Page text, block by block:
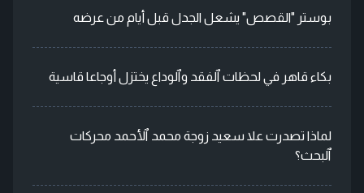
بوستر "القصص" يشعل الجدل قبل أيام من عرضه
بكاء قاهر في لحظات ٱلفقد وٱلوداع يختزل أوجاعا قاسية
لماذا تصدرت علا سعيد زوجة محمد ٱلأحمد محركات
ٱلبحث؟